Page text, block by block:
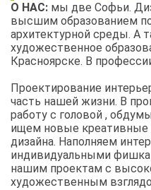
О НАС: мы две Софьи.
высшим образованием
архитектурной среды. А
художественное
Красноярске. В
Проектирование
часть нашей жизни. В
работу с головой ,
ищем новые креативные
дизайна. Наполняем
индивидуальными
нашим проектам с
художественным